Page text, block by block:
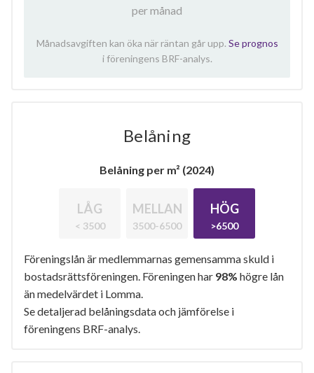
per månad
Månadsavgiften kan öka när räntan går upp. Se prognos
i föreningens BRF-analys.
Belåning
Belåning per m² (2024)
LÅG
< 3500
MELLAN
3500-6500
HÖG
>6500
Föreningslån är medlemmarnas gemensamma skuld i
bostadsrättsföreningen. Föreningen har 98% högre lån
än medelvärdet i Lomma.
Se detaljerad belåningsdata och jämförelse i
föreningens BRF-analys.